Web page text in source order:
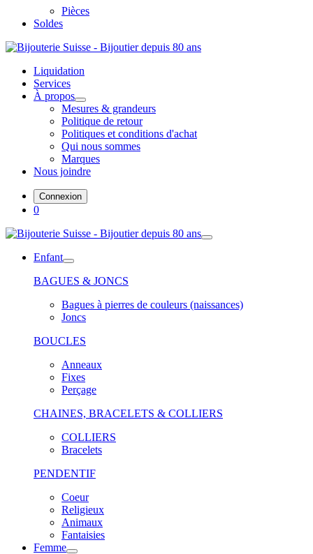
Pièces
Soldes
Liquidation
Services
À propos
Mesures & grandeurs
Politique de retour
Politiques et conditions d'achat
Qui nous sommes
Marques
Nous joindre
Connexion
0
Enfant
BAGUES & JONCS
Bagues à pierres de couleurs (naissances)
Joncs
BOUCLES
Anneaux
Fixes
Perçage
CHAINES, BRACELETS & COLLIERS
COLLIERS
Bracelets
PENDENTIF
Coeur
Religieux
Animaux
Fantaisies
Femme